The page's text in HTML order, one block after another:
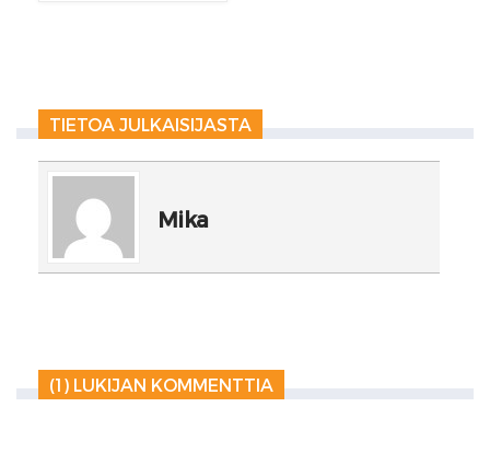
TIETOA JULKAISIJASTA
Mika
(1) LUKIJAN KOMMENTTIA